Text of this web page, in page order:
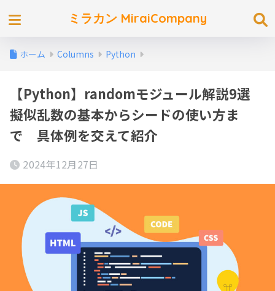
ミラカン MiraiCompany
ホーム Columns Python
【Python】randomモジュール解説9選
擬似乱数の基本からシードの使い方ま
で 具体例を交えて紹介
2024年12月27日